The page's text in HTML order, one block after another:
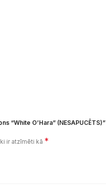
“White O’Hara” (NESAPUCĒTS)”
ir atzīmēti kā *